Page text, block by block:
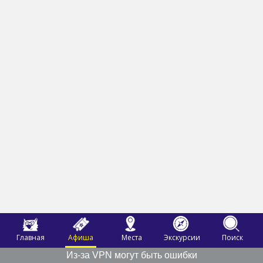
Главная Афиша Места Экскурсии
Поиск
Из-за VPN могут быть ошибки